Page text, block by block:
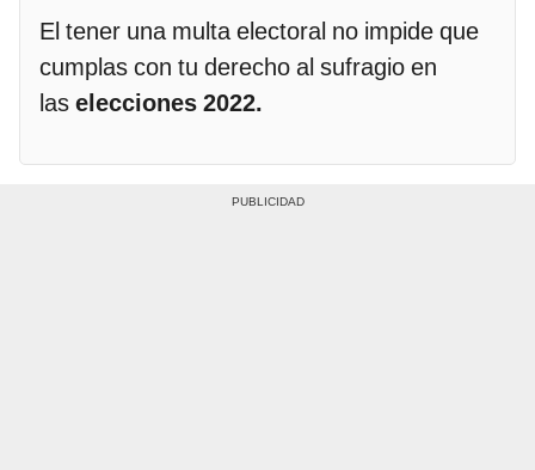
El tener una multa electoral no impide que
cumplas con tu derecho al sufragio en
las elecciones 2022.